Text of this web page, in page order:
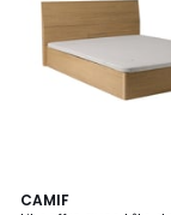
CAMIF